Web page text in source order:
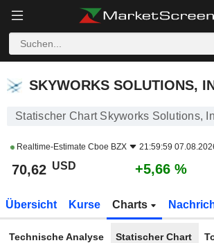
SKYWORKS SOLUTIONS,
Statischer Chart Skyworks Solutions,
Realtime-Estimate Cboe BZX 21:59:59
70,62 USD +5,66 %
Übersicht Kurse Charts
Technische Analyse Statischer Chart